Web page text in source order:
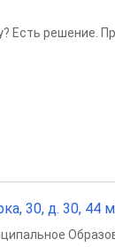
Есть решение.
30, д. 30, 44